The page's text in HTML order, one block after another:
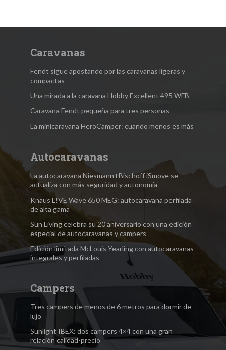
Caravanas
Fendt sigue apostando por las caravanas ligeras y
compactas
Una mirada a la caravana Hobby Excellent 495 WFB
Caravana Fendt pequeña para tres personas
La minicaravana HeroCamper: cuando menos es más
Autocaravanas
La autocaravana Niesmann+Bischoff iSmove se
actualiza con más seguridad y autonomía
Knaus L!VE Wave 650 MEG: autocaravana perfilada
de alta gama
Sun Living celebra su 20 aniversario con una edición
especial de autocaravanas y campers
Edición limitada McLouis Yearling con autocaravanas
integrales y perfiladas
Campers
Tres campers de menos de 6 metros para dormir de
lujo
Sunlight IBEX: dos campers 4×4 con una gran
relación calidad-precio